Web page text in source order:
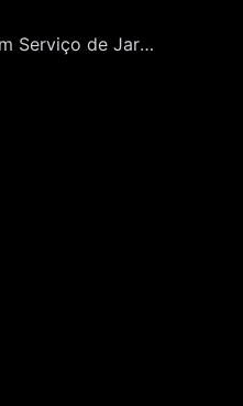
Contratação de empresa especializada em Serviço de Jardinagem de manutenção de 4 jabuticabeiras para o Museu da Língua Portuguesa